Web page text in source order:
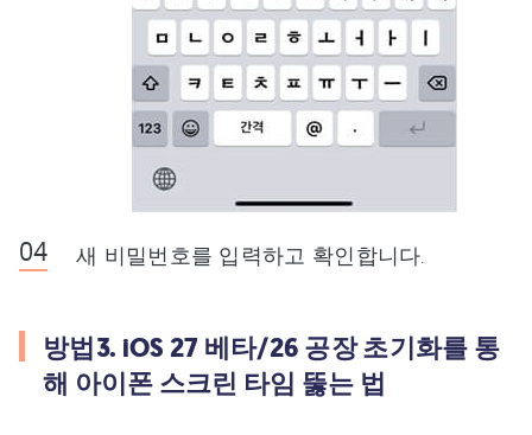
새 비밀번호를 입력하고 확인합니다.
방법3. iOS 27 베타/26 공장 초기화를 통
해 아이폰 스크린 타임 뚫는 법